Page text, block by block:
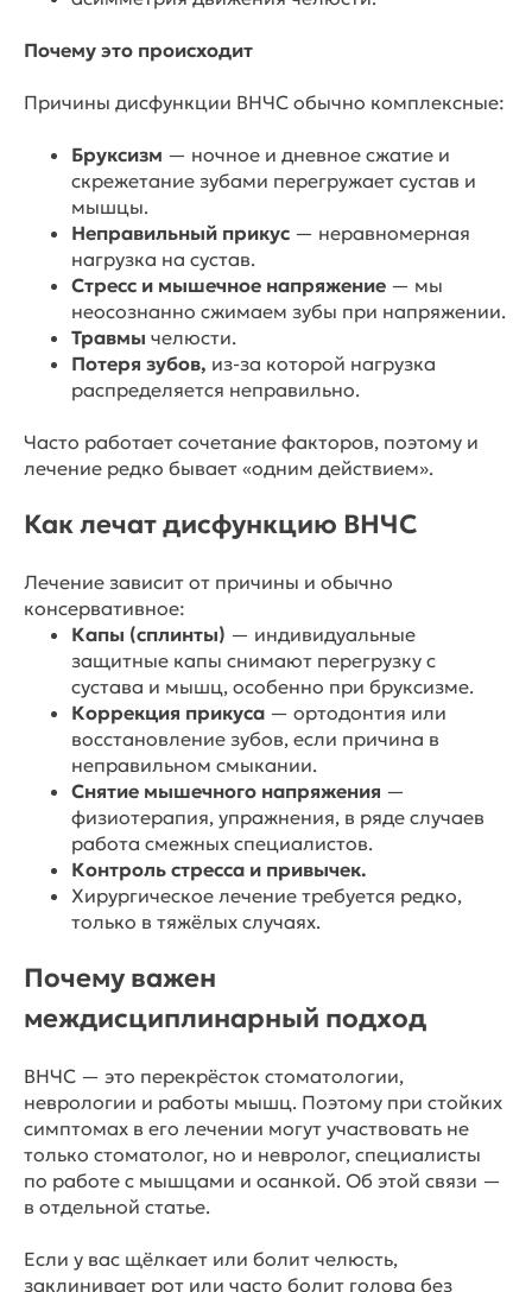
Почему это происходит
Причины дисфункции ВНЧС обычно комплексные:
Бруксизм — ночное и дневное сжатие и
скрежетание зубами перегружает сустав и
мышцы.
Неправильный прикус — неравномерная
нагрузка на сустав.
Стресс и мышечное напряжение — мы
неосознанно сжимаем зубы при напряжении.
Травмы челюсти.
Потеря зубов, из-за которой нагрузка
распределяется неправильно.
Часто работает сочетание факторов, поэтому и
лечение редко бывает «одним действием».
Как лечат дисфункцию ВНЧС
Лечение зависит от причины и обычно
консервативное:
Капы (сплинты) — индивидуальные
защитные капы снимают перегрузку с
сустава и мышц, особенно при бруксизме.
Коррекция прикуса — ортодонтия или
восстановление зубов, если причина в
неправильном смыкании.
Снятие мышечного напряжения —
физиотерапия, упражнения, в ряде случаев
работа смежных специалистов.
Контроль стресса и привычек.
Хирургическое лечение требуется редко,
только в тяжёлых случаях.
Почему важен
междисциплинарный подход
ВНЧС — это перекрёсток стоматологии,
неврологии и работы мышц. Поэтому при стойких
симптомах в его лечении могут участвовать не
только стоматолог, но и невролог, специалисты
по работе с мышцами и осанкой. Об этой связи —
в отдельной статье.
Если у вас щёлкает или болит челюсть,
заклинивает рот или часто болит голова без